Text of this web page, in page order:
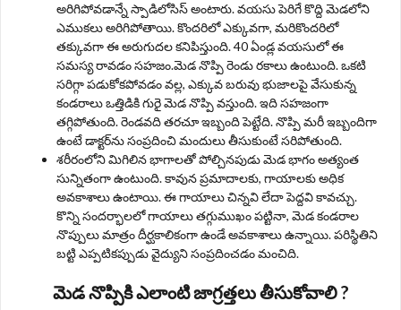
అరిగిపోవడాన్నే స్పాడిలోసిస్‌ అంటారు. వయసు పెరిగే కొద్ది మెడలోని
ఎముకలు అరిగిపోతాయి. కొందరిలో ఎక్కువగా, మరికొందరిలో
తక్కువగా ఈ అరుగుదల కనిపిస్తుంది. 40 ఏండ్ల వయసులో ఈ
సమస్య రావడం సహజం.మెడ నొప్పి రెండు రకాలు ఉంటుంది. ఒకటి
సరిగ్గా పడుకోకపోవడం వల్ల, ఎక్కువ బరువు భుజాలపై వేసుకున్న
కండరాలు ఒత్తిడికి గురై మెడ నొప్పి వస్తుంది. ఇది సహజంగా
తగ్గిపోతుంది. రెండవది తరచూ ఇబ్బంది పెట్టేది. నొప్పి మరీ ఇబ్బందిగా
ఉంటే డాక్టర్‌ను సంప్రదించి మందులు తీసుకుంటే సరిపోతుంది.
శరీరంలోని మిగిలిన భాగాలతో పోల్చినపుడు మెడ భాగం అత్యంత
సున్నితంగా ఉంటుంది. కావున ప్రమాదాలకు, గాయాలకు అధిక
అవకాశాలు ఉంటాయి. ఈ గాయాలు చిన్నవి లేదా పెద్దవి కావచ్చు.
కొన్ని సందర్భాలలో గాయాలు తగ్గుముఖం పట్టినా, మెడ కండరాల
నొప్పులు మాత్రం దీర్ఘకాలికంగా ఉండే అవకాశాలు ఉన్నాయి. పరిస్థితిని
బట్టి ఎప్పటికప్పుడు వైద్యుని సంప్రదించడం మంచిది.
మెడ నొప్పికి ఎలాంటి జాగ్రత్తలు తీసుకోవాలి ?